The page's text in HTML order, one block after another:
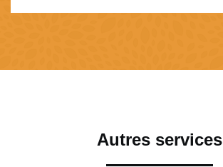
Autres services